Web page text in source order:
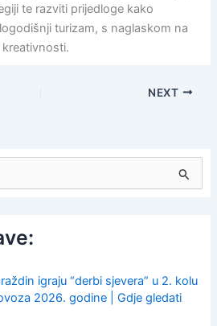
te razviti prijedloge kako
turizam, s naglaskom na
NEXT
igraju “derbi sjevera” u 2. kolu
2026. godine | Gdje gledati